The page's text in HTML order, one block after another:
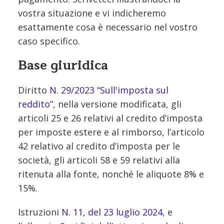
vostra situazione e vi indicheremo
esattamente cosa è necessario nel vostro
caso specifico.
Base giuridica
Diritto N. 29/2023 “Sull'imposta sul
reddito”, nella versione modificata, gli
articoli 25 e 26 relativi al credito d’imposta
per imposte estere e al rimborso, l’articolo
42 relativo al credito d’imposta per le
società, gli articoli 58 e 59 relativi alla
ritenuta alla fonte, nonché le aliquote 8% e
15%.
Istruzioni N. 11, del 23 luglio 2024, e